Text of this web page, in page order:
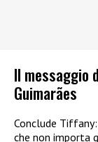
Il messaggio
Guimarães
Conclude
che non importa